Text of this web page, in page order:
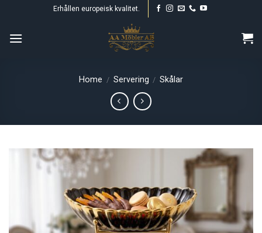
content
Erhållen europeisk kvalitet.
Home / Servering / Skålar